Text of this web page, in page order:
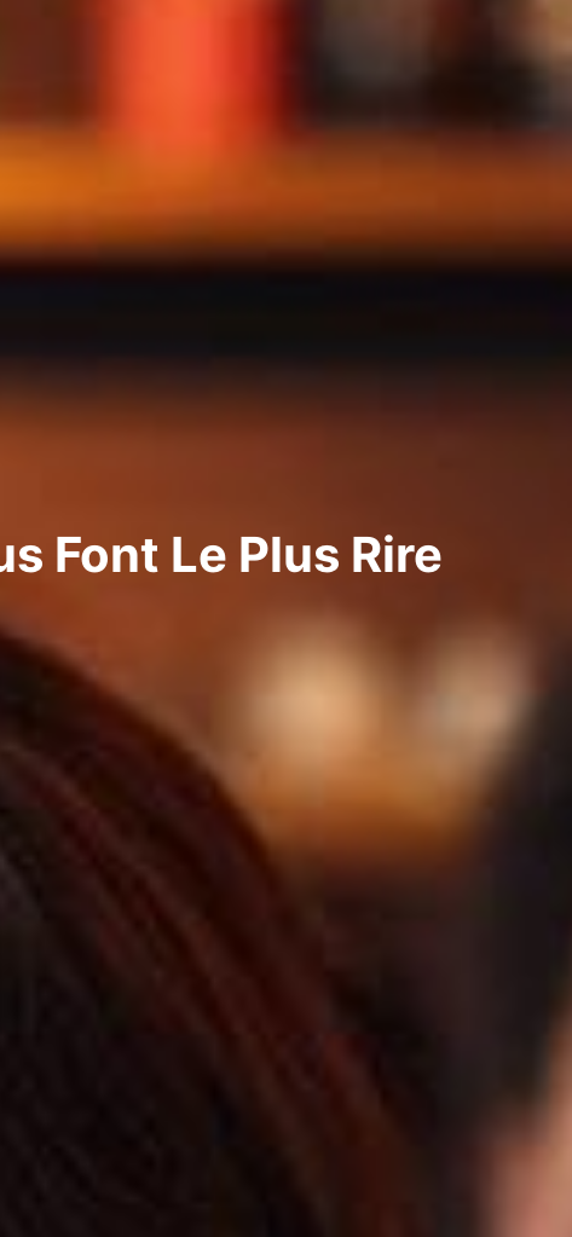
Font Le Plus Rire